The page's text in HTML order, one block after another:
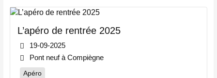
L’apéro de rentrée 2025
19-09-2025
Pont neuf à Compiègne
Apéro